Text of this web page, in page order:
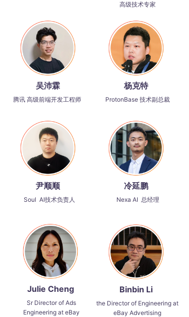
吴沛霖
腾讯 高级前端开发工程师
尹顺顺
Soul AI技术负责人
Julie Cheng
Sr Director of Ads
Engineering at eBay
冷延鹏
Nexa AI 总经理
高级技术专家
杨克特
ProtonBase 技术副总裁
Binbin Li
the Director of Engineering at
eBay Advertising